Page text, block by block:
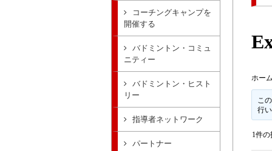
コーチングキャンプを
開催する
バドミントン・コミュ
ニティー
バドミントン・ヒスト
リー
指導者ネットワーク
パートナー
ホー
こ
行
1件